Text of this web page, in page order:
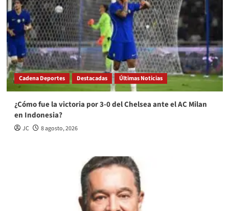
Cadena Deportes Destacadas Últimas Noticias
¿Cómo fue la victoria por 3-0 del Chelsea ante el AC Milan
en Indonesia?
JC 8 agosto, 2026